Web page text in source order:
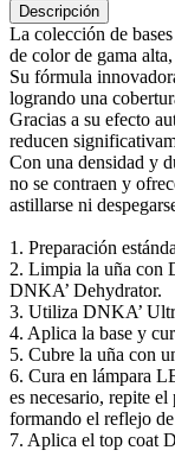
Descripción
La colección de
de color de gama
Su fórmula
logrando una
Gracias a su efecto
reducen
Con una densidad y
no se contraen y
astillarse ni
1. Preparación
2. Limpia la uña con
DNKA’ Dehydrator.
3. Utiliza DNKA’
4. Aplica la base y
5. Cubre la uña con
6. Cura en lámpara
es necesario, repite
formando el reflejo
7. Aplica el top coat